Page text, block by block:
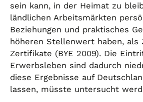
sein kann, in der Heimat zu
ländlichen Arbeitsmärkten
Beziehungen und praktisches
höheren Stellenwert haben, als
Zertifikate (BYE 2009). Die
Erwerbsleben sind dadurch
diese Ergebnisse auf
lassen, müsste untersucht